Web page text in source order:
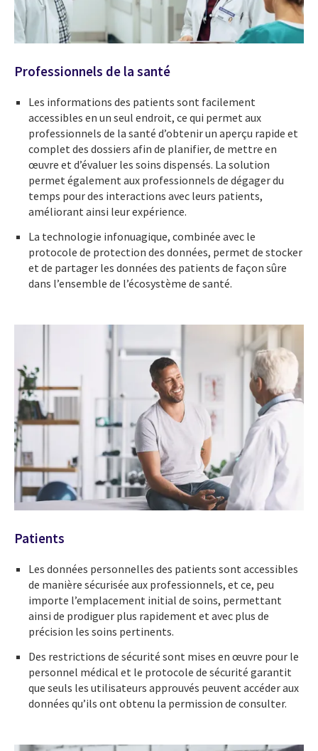
Professionnels de la santé
Les informations des patients sont facilement
accessibles en un seul endroit, ce qui permet aux
professionnels de la santé d’obtenir un aperçu rapide et
complet des dossiers afin de planifier, de mettre en
œuvre et d’évaluer les soins dispensés. La solution
permet également aux professionnels de dégager du
temps pour des interactions avec leurs patients,
améliorant ainsi leur expérience.
La technologie infonuagique, combinée avec le
protocole de protection des données, permet de stocker
et de partager les données des patients de façon sûre
dans l’ensemble de l’écosystème de santé.
Patients
Les données personnelles des patients sont accessibles
de manière sécurisée aux professionnels, et ce, peu
importe l’emplacement initial de soins, permettant
ainsi de prodiguer plus rapidement et avec plus de
précision les soins pertinents.
Des restrictions de sécurité sont mises en œuvre pour le
personnel médical et le protocole de sécurité garantit
que seuls les utilisateurs approuvés peuvent accéder aux
données qu’ils ont obtenu la permission de consulter.